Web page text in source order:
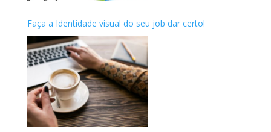
Faça a Identidade visual do seu job dar certo!